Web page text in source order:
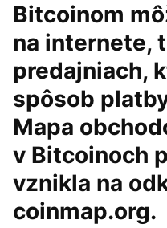
Bitcoinom
na internete,
predajniach,
spôsob
Mapa
v Bitcoinoch
vznikla na
coinmap.org.